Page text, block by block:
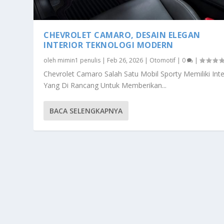
CHEVROLET CAMARO, DESAIN ELEGAN
INTERIOR TEKNOLOGI MODERN
oleh mimin1 penulis | Feb 26, 2026 | Otomotif | 0 |
Chevrolet Camaro Salah Satu Mobil Sporty Memiliki
Yang Di Rancang Untuk Memberikan...
BACA SELENGKAPNYA